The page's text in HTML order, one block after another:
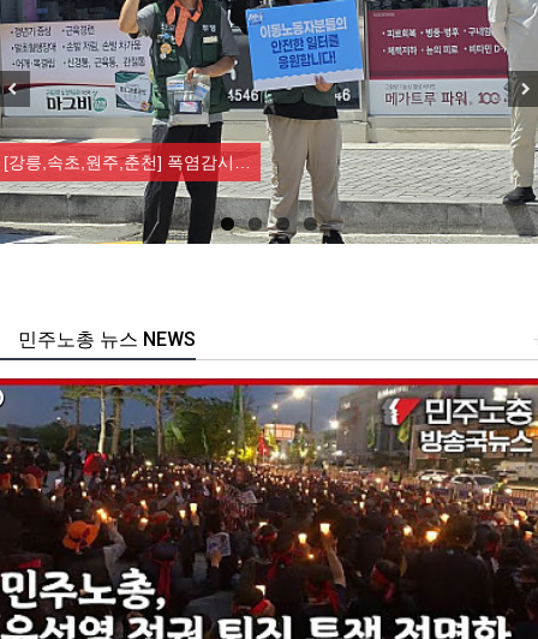
[강릉,속초,원주,춘천] 폭염감시…
주노총 뉴스 NEWS